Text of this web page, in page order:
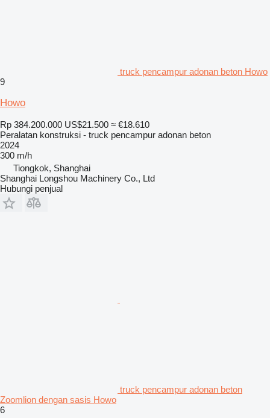
truck pencampur adonan beton Howo
9
Howo
Rp 384.200.000 US$21.500 ≈ €18.610
Peralatan konstruksi - truck pencampur adonan beton
2024
300 m/h
Tiongkok, Shanghai
Shanghai Longshou Machinery Co., Ltd
Hubungi penjual
truck pencampur adonan beton
Zoomlion dengan sasis Howo
6